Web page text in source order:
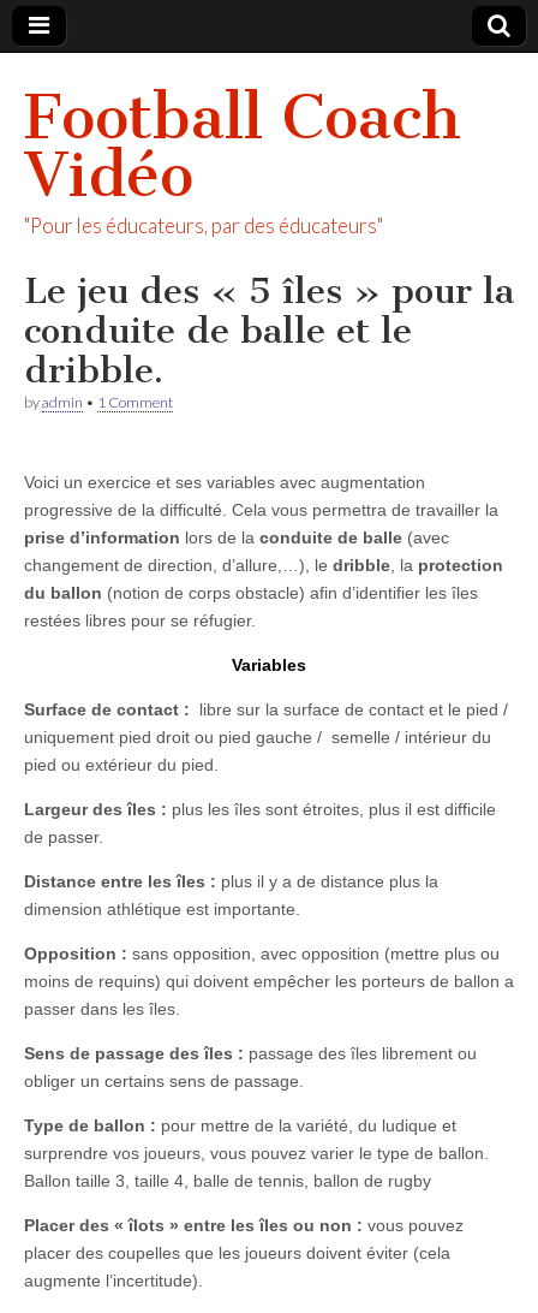
Football Coach
Vidéo
"Pour les éducateurs, par des éducateurs"
Le jeu des « 5 îles » pour la
conduite de balle et le
dribble.
byadmin • 1 Comment
Voici un exercice et ses variables avec augmentation
progressive de la difficulté. Cela vous permettra de travailler la
prise d’information lors de la conduite de balle (avec
changement de direction, d’allure,…), le dribble , la protection
du ballon (notion de corps obstacle) afin d’identifier les îles
restées libres pour se réfugier.
Variables
Surface de contact : libre sur la surface de contact et le pied /
uniquement pied droit ou pied gauche / semelle / intérieur du
pied ou extérieur du pied.
Largeur des îles : plus les îles sont étroites, plus il est difficile
de passer.
Distance entre les îles : plus il y a de distance plus la
dimension athlétique est importante.
Opposition : sans opposition, avec opposition (mettre plus ou
moins de requins) qui doivent empêcher les porteurs de ballon a
passer dans les îles.
Sens de passage des îles : passage des îles librement ou
obliger un certains sens de passage.
Type de ballon : pour mettre de la variété, du ludique et
surprendre vos joueurs, vous pouvez varier le type de ballon.
Ballon taille 3, taille 4, balle de tennis, ballon de rugby
Placer des « îlots » entre les îles ou non : vous pouvez
placer des coupelles que les joueurs doivent éviter (cela
augmente l’incertitude).